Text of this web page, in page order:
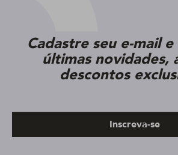
Cadastre seu e-mail
últimas novidades,
descontos
Inscreva-se